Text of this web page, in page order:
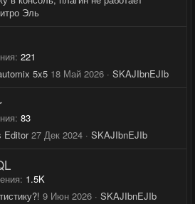
Эль
221
5x5 18 Май 2026 SKAJIbnEJIb
83
Editor 27 Дек 2024 SKAJIbnEJIb
1.5K
9 Июн 2026 SKAJIbnEJIb